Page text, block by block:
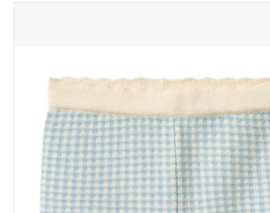
Schoenen en Tassen
Speelgoed